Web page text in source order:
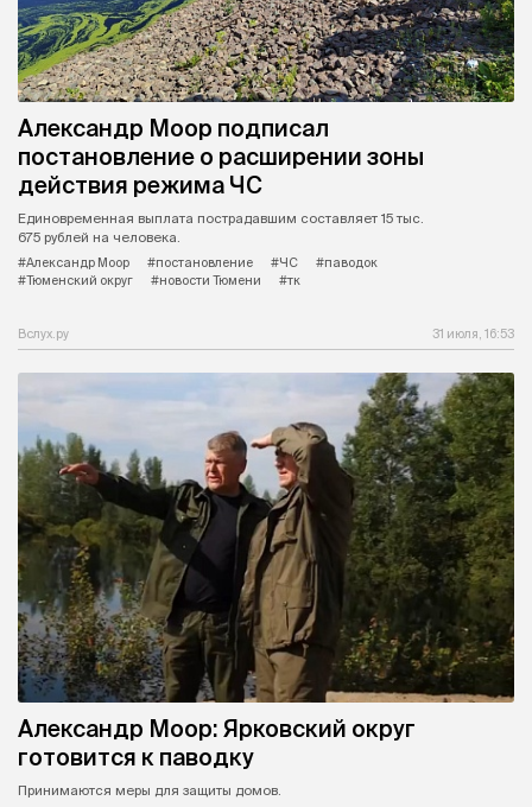
Александр Моор подписал
постановление о расширении зоны
действия режима ЧС
Единовременная выплата пострадавшим составляет 15 тыс.
675 рублей на человека.
#Александр Моор
#постановление #ЧС
#паводок
#Тюменский округ
#новости Тюмени #тк
Вслух.ру 31 июля, 16:53
Александр Моор: Ярковский округ
готовится к паводку
Принимаются меры для защиты домов.